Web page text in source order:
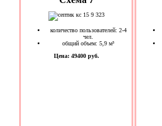
количество пользователей: 2-4
чел.
общий объем: 5,9 м³
Цена: 49400 руб.